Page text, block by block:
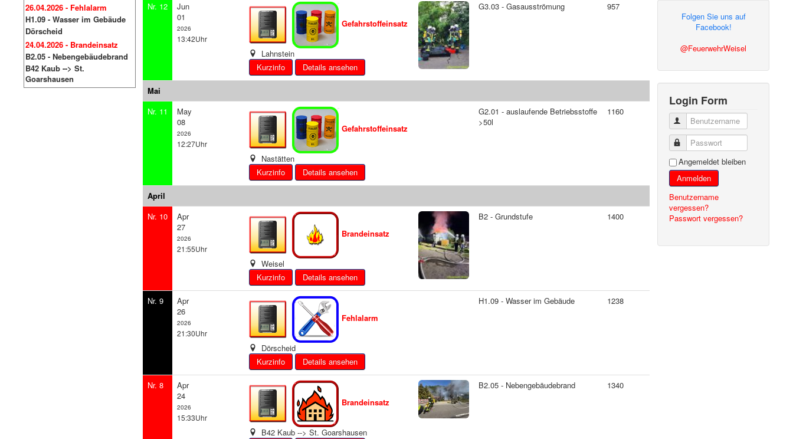
26.04.2026 - Fehlalarm
H1.09 - Wasser im Gebäude
Dörscheid
24.04.2026 - Brandeinsatz
B2.05 - Nebengebäudebrand
B42 Kaub --> St.
Goarshausen
Nr. 12
Jun
01
2026
13:42Uhr
Gefahrstoffeinsatz
Lahnstein
Details ansehen
G3.03 - Gasausströmung 957
Mai
Nr. 11
May
08
2026
12:27Uhr
Gefahrstoffeinsatz
Nastätten
Details ansehen
G2.01 - auslaufende Betriebsstoffe
>50l
1160
April
Nr. 10
Apr
27
2026
21:55Uhr
Brandeinsatz
Weisel
Details ansehen
B2 - Grundstufe 1400
Nr. 9
Apr
26
2026
21:30Uhr
Fehlalarm
Dörscheid
Details ansehen
H1.09 - Wasser im Gebäude 1238
Nr. 8
Apr
24
2026
15:33Uhr
Brandeinsatz
B42 Kaub --> St. Goarshausen
B2.05 - Nebengebäudebrand 1340
Folgen Sie uns auf
Facebook!
@FeuerwehrWeisel
Login Form
Benutzername
Passwort
Angemeldet bleiben
Anmelden
Benutzername
vergessen?
Passwort vergessen?